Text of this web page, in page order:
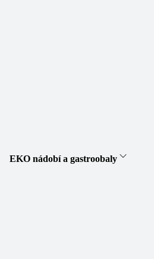
EKO nádobí a gastroobaly